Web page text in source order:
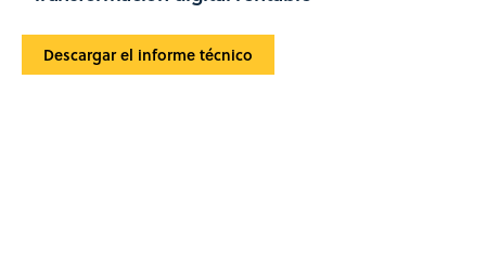
Descargar el informe técnico